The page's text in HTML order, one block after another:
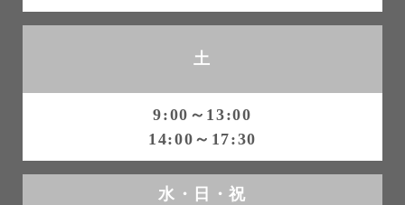
土
9:00～13:00
14:00～17:30
水・日・祝